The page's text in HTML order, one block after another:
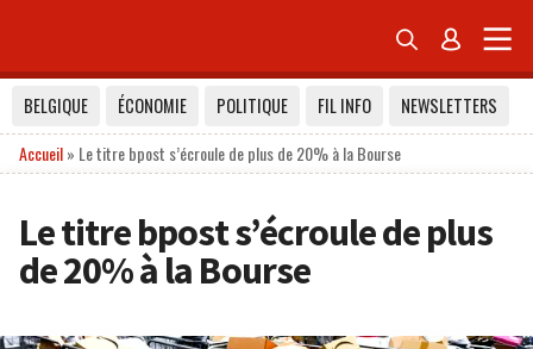
 
BELGIQUE ÉCONOMIE POLITIQUE FIL INFO
NEWSLETTERS
Accueil» Le titre bpost s’écroule de plus de 20% à la Bourse
Le titre bpost s’écroule de plus
de 20% à la Bourse